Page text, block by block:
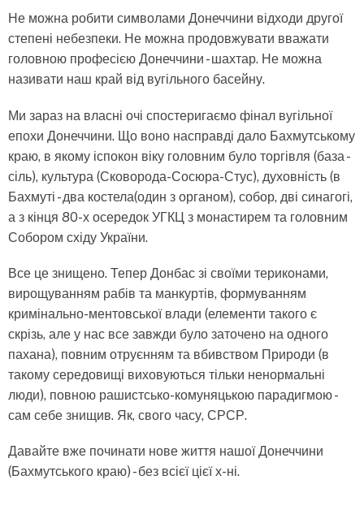
Не можна робити символами Донеччини відходи другої
степені небезпеки. Не можна продовжувати вважати
головною професією Донеччини - шахтар. Не можна
називати наш край від вугільного басейну.
Ми зараз на власні очі спостеригаємо фінал вугільної
епохи Донеччини. Що воно насправді дало Бахмутському
краю, в якому іспокон віку головним було торгівля (база -
сіль), культура (Сковорода-Сосюра-Стус), духовність (в
Бахмуті - два костела(один з органом), собор, дві синагогі,
а з кінця 80-х осередок УГКЦ з монастирем та головним
Собором східу України.
Все це знищено. Тепер Донбас зі своїми териконами,
вирощуванням рабів та манкуртів, формуванням
кримінально-ментовської влади (елементи такого є
скрізь, але у нас все завжди було заточено на одного
пахана), повним отруєнням та вбивством Природи (в
такому середовищі виховуються тільки ненормальні
люди), повною рашистсько-комуняцькою парадигмою -
сам себе знищив. Як, свого часу, СРСР.
Давайте вже починати нове життя нашої Донеччини
(Бахмутського краю) - без всієї цієї х-ні.